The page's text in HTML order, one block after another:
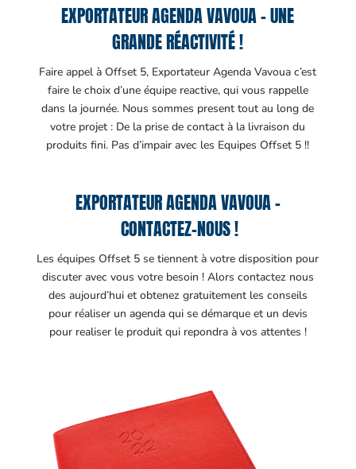
EXPORTATEUR AGENDA VAVOUA – UNE
GRANDE RÉACTIVITÉ !
Faire appel à Offset 5, Exportateur Agenda Vavoua c’est
faire le choix d’une équipe reactive, qui vous rappelle
dans la journée. Nous sommes present tout au long de
votre projet : De la prise de contact à la livraison du
produits fini. Pas d’impair avec les Equipes Offset 5 !!
EXPORTATEUR AGENDA VAVOUA –
CONTACTEZ-NOUS !
Les équipes Offset 5 se tiennent à votre disposition pour
discuter avec vous votre besoin ! Alors contactez nous
des aujourd’hui et obtenez gratuitement les conseils
pour réaliser un agenda qui se démarque et un devis
pour realiser le produit qui repondra à vos attentes !